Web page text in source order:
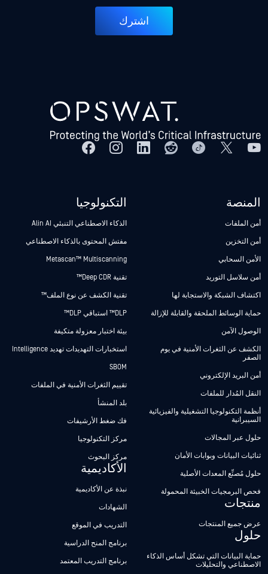
اشترك
المنصة
أمن الملفات
أمن التخزين
الأمن السحابي
أمن سلاسل التوريد
اكتشاف الشبكة والاستجابة لها
حماية الوسائط الملحقة والقابلة للإزالة
الوصول الآمن
الكشف عن الثغرات الأمنية في يوم
الصفر
أمن البريد الإلكتروني
النقل المُدار للملفات
أنظمة التكنولوجيا التشغيلية والفيزيائية
السيبرانية
حلول عبر المجالات
ثنائيات البيانات وبوابات الأمان
حلول مُصنِّع المعدات الأصلية
فحص البرمجيات الخبيثة المحمولة
منتجات
عرض جميع المنتجات
حلول
حماية البيانات التي تشكل أساس الذكاء
الاصطناعي والتحليلات
التكنولوجيا
الذكاء الاصطناعي التنبئي Alin AI
مفتش المحتوى بالذكاء الاصطناعي
Metascan™ Multiscanning
تقنية Deep CDR™
تقنية الكشف عن نوع الملف™
DLP™ استباقي DLP™
بيئة اختبار معزولة متكيفة
استخبارات التهديدات تهديد Intelligence
SBOM
تقييم الثغرات الأمنية في الملفات
بلد المنشأ
فك ضغط الأرشيفات
مركز التكنولوجيا
مركز البحوث
الأكاديمية
نبذة عن الأكاديمية
الشهادات
التدريب في الموقع
برنامج المنح الدراسية
برنامج التدريب المعتمد